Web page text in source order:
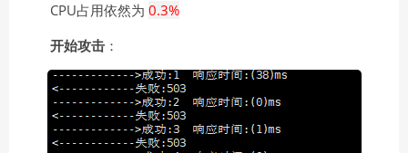
CPU占用依然为 0.3%
开始攻击 ：